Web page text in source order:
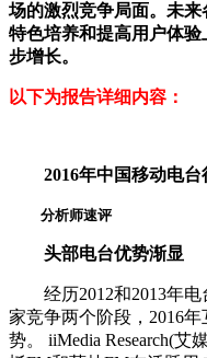
场的激烈竞争局面。未
特色培养和提高用户体
步增长。
以下为报告详细内容：
2016年中国移动电
分析师速评
头部电台优势渐显
经历2012和2013年电
家竞争两个阶段，2016
势。 iiMedia Research(